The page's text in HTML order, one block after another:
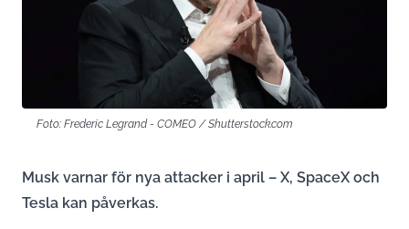
Foto: Frederic Legrand - COMEO / Shutterstock.com
Musk varnar för nya attacker i april – X, SpaceX och
Tesla kan påverkas.